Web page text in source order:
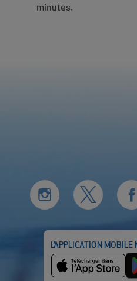
minutes.
L’APPLICATION